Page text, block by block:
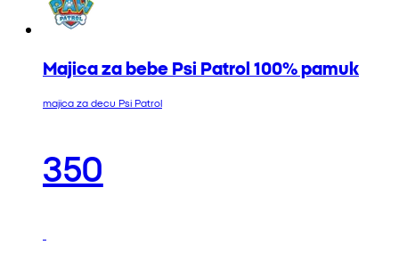
Majica za bebe Psi Patrol 100% pamuk
majica za decu Psi Patrol
350